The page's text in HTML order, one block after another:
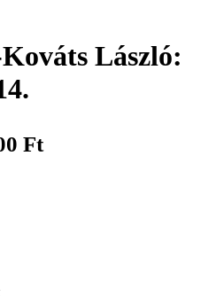
László:
Ft